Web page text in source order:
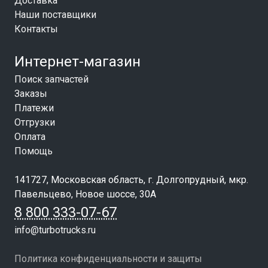
Наши поставщики
Контакты
Интернет-магазин
Поиск запчастей
Заказы
Платежи
Отгрузки
Оплата
Помощь
141727, Московская область, г. Долгопрудный, мкр.
Павельцево, Новое шоссе, 30А
8 800 333-07-67
info@turbotrucks.ru
Политика конфиденциальности и защиты